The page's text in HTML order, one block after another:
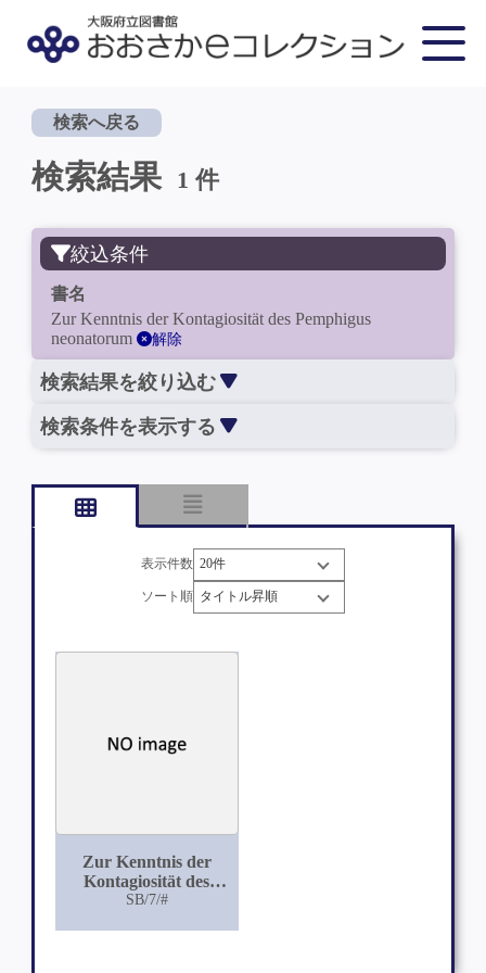
検索へ戻る
検索結果 1 件
絞込条件
書名
Zur Kenntnis der Kontagiosität des Pemphigus
neonatorum
解除
検索結果を絞り込む
検索条件を表示する
表示件数
ソート順
Zur Kenntnis der
Kontagiosität des
Pemphigus
SB/7/#